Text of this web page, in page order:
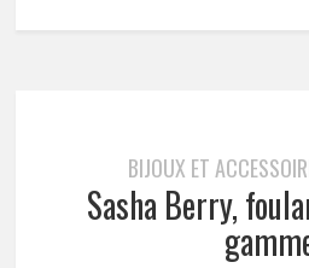
BIJOUX ET
Sasha Berry,